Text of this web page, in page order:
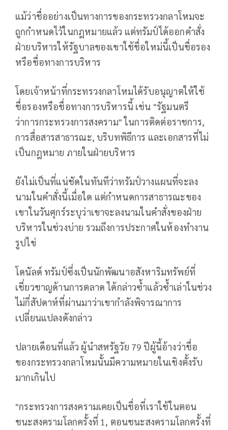
แม้ว่าชื่ออย่างเป็นทางการของกระทรวงกลาโหมจะ
ถูกกำหนดไว้ในกฎหมายแล้ว แต่ทรัมป์ได้ออกคำสั่ง
ฝ่ายบริหารให้รัฐบาลของเขาใช้ชื่อใหม่นี้เป็นชื่อรอง
หรือชื่อทางการบริหาร
โดยเจ้าหน้าที่กระทรวงกลาโหมได้รับอนุญาตให้ใช้
ชื่อรองหรือชื่อทางการบริหารนี้ เช่น "รัฐมนตรี
ว่าการกระทรวงการสงคราม" ในการติดต่อราชการ,
การสื่อสารสาธารณะ, บริบทพิธีการ และเอกสารที่ไม่
เป็นกฎหมาย ภายในฝ่ายบริหาร
ยังไม่เป็นที่แน่ชัดในทันทีว่าทรัมป์วางแผนที่จะลง
นามในคำสั่งนี้เมื่อใด แต่กำหนดการสาธารณะของ
เขาในวันศุกร์ระบุว่าเขาจะลงนามในคำสั่งของฝ่าย
บริหารในช่วงบ่าย รวมถึงการประกาศในห้องทำงาน
รูปไข่
โดนัลด์ ทรัมป์ซึ่งเป็นนักพัฒนาอสังหาริมทรัพย์ที่
เชี่ยวชาญด้านการตลาด ได้กล่าวซ้ำแล้วซ้ำเล่าในช่วง
ไม่กี่สัปดาห์ที่ผ่านมาว่าเขากำลังพิจารณาการ
เปลี่ยนแปลงดังกล่าว
ปลายเดือนที่แล้ว ผู้นำสหรัฐวัย 79 ปีผู้นี้อ้างว่าชื่อ
ของกระทรวงกลาโหมนั้นมีความหมายในเชิงตั้งรับ
มากเกินไป
"กระทรวงการสงครามเคยเป็นชื่อที่เราใช้ในตอน
ชนะสงครามโลกครั้งที่ 1, ตอนชนะสงครามโลกครั้งที่